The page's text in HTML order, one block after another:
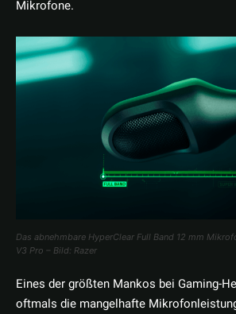
Mikrofone.
Das abnehmbare HyperClear Full Band 12 mm
V3 Pro – Bild: Razer
Eines der größten Mankos bei Gaming-
oftmals die mangelhafte